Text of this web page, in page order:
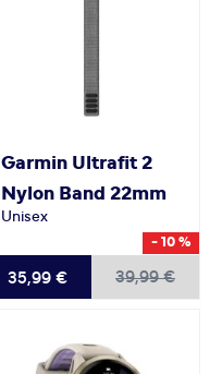
- 10 %
Garmin Ultrafit 2
Nylon Band 22mm
Unisex
35,99 € 39,99 €